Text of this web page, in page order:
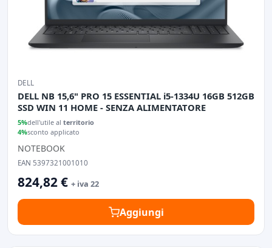
DELL
DELL NB 15,6" PRO 15 ESSENTIAL i5-1334U 16GB 512GB
SSD WIN 11 HOME - SENZA ALIMENTATORE
5%dell'utile al territorio
4%sconto applicato
NOTEBOOK
EAN 5397321001010
824,82 € + iva 22
Aggiungi